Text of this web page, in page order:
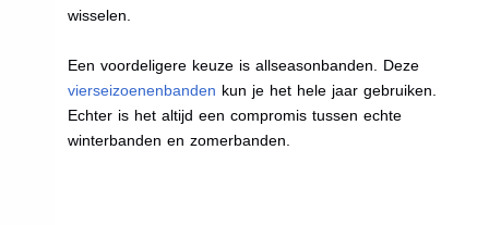
wisselen.
Een voordeligere keuze is allseasonbanden. Deze
vierseizoenenbanden kun je het hele jaar gebruiken.
Echter is het altijd een compromis tussen echte
winterbanden en zomerbanden.